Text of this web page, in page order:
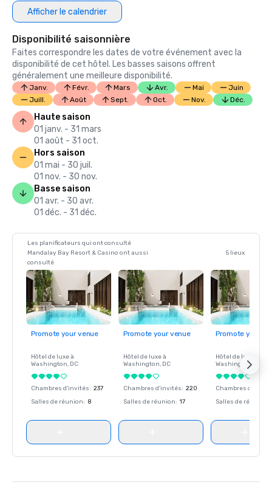
Afficher le calendrier
Disponibilité saisonnière
Faites correspondre les dates de votre événement avec la
disponibilité de cet hôtel. Les basses saisons offrent
généralement une meilleure disponibilité.
Janv. Févr. Mars Avr. Mai
Juin
Juill.
Août Sept. Oct. Nov. Déc.
Haute saison
01 janv. - 31 mars
01 août - 31 oct.
Hors saison
01 mai - 30 juil.
01 nov. - 30 nov.
Basse saison
01 avr. - 30 avr.
01 déc. - 31 déc.
Les planificateurs qui ont consulté
Mandalay Bay Resort & Casino ont aussi
consulté
5 lieux
Promote your venue
Hôtel de luxe à
Washington, DC
Chambres d'invités: 237
Salles de réunion: 8
Promote your venue
Hôtel de luxe à
Washington, DC
Chambres d'invités: 220
Salles de réunion: 17
Promote your
Hôtel de luxe à
Washington
Chambres
Salles de réunion